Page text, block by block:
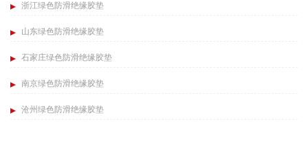
浙江绿色防滑绝缘胶垫
山东绿色防滑绝缘胶垫
石家庄绿色防滑绝缘胶垫
南京绿色防滑绝缘胶垫
沧州绿色防滑绝缘胶垫